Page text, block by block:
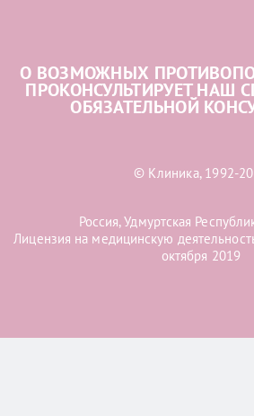
О ВОЗМОЖНЫХ
ПРОКОНСУЛЬТИРУЕТ НАШ
ОБЯЗАТЕЛЬНОЙ
© Клиника, 1992-
Россия, Удмуртская
Лицензия на медицинскую
октября 2019